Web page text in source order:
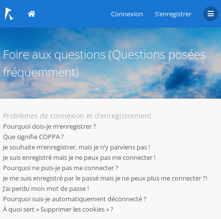
Connexion S’enregistrer
Foire aux questions (Questions posées
fréquemment)
Problèmes de connexion et d’enregistrement
Pourquoi dois-je m’enregistrer ?
Que signifie COPPA ?
Je souhaite m’enregistrer, mais je n’y parviens pas !
Je suis enregistré mais je ne peux pas me connecter !
Pourquoi ne puis-je pas me connecter ?
Je me suis enregistré par le passé mais je ne peux plus me connecter ?!
J’ai perdu mon mot de passe !
Pourquoi suis-je automatiquement déconnecté ?
À quoi sert « Supprimer les cookies » ?